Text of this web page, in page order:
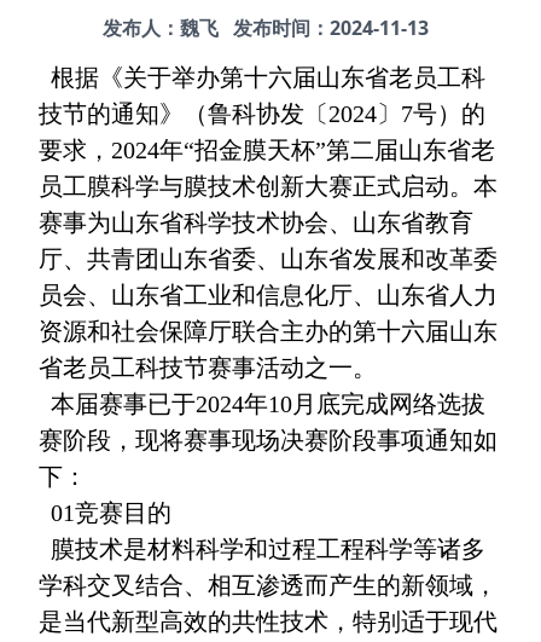
发布人：魏飞 发布时间：2024-11-13
根据《关于举办第十六届山东省老员工科
技节的通知》（鲁科协发〔2024〕7号）的
要求，2024年“招金膜天杯”第二届山东省老
员工膜科学与膜技术创新大赛正式启动。本
赛事为山东省科学技术协会、山东省教育
厅、共青团山东省委、山东省发展和改革委
员会、山东省工业和信息化厅、山东省人力
资源和社会保障厅联合主办的第十六届山东
省老员工科技节赛事活动之一。
本届赛事已于2024年10月底完成网络选拔
赛阶段，现将赛事现场决赛阶段事项通知如
下：
01竞赛目的
膜技术是材料科学和过程工程科学等诸多
学科交叉结合、相互渗透而产生的新领域，
是当代新型高效的共性技术，特别适于现代